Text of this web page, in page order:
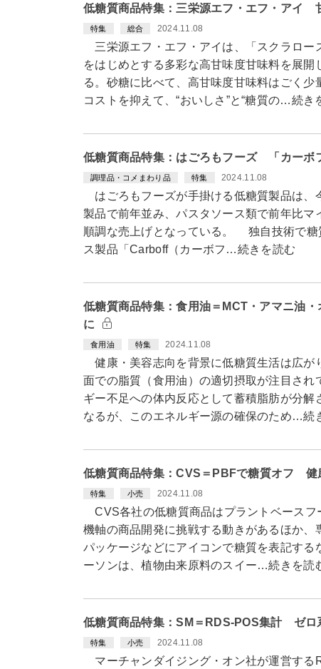
低糖質商品特集：三栄源エフ・エフ・アイ
特集 総合 2024.11.08
三栄源エフ・エフ・アイは、「スクラロー
をはじめとする多彩な高甘味度甘味料を展
る。砂糖に比べて、高甘味度甘味料はごく少
コストを抑えて、“おいしさ”と“糖質の…続き
低糖質商品特集：はごろもフーズ 「カーボ
調理品・コメまわり品 特集 2024.11.08
はごろもフーズが手掛ける低糖質製品は、
製品で前年並み、パスタソース類で前年比マ
順調な売上げとなっている。 独自技術で糖
ス製品「Carboff（カーボフ…続きを読む
低糖質商品特集：食用油＝MCT・アマニ油
に
食用油 特集 2024.11.08
健康・美容志向を背景に低糖質生活は広が
面での脂質（食用油）の適切摂取が注目さ
ギー不足への体内反応として蓄積脂肪が分解
なるが、このエネルギー源の確保のため…続
低糖質商品特集：CVS＝PBFで糖質オフ 健
特集 小売 2024.11.08
CVS各社の低糖質商品はプラントベースフ
機軸の商品開発に挑戦する動きがあるほか
パッケージなどにアイコンで糖質を表記す
ーソンは、植物由来原料のスイー…続きを読
低糖質商品特集：SM＝RDS-POS集計 ゼロ
特集 小売 2024.11.08
マーチャンダイジング・オン社が運営する